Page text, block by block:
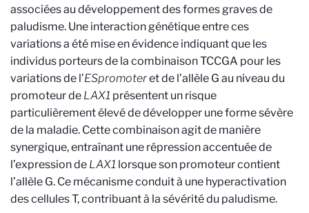
associées au développement des formes graves de
paludisme. Une interaction génétique entre ces
variations a été mise en évidence indiquant que les
individus porteurs de la combinaison TCCGA pour les
variations de l’ESpromoteret de l’allèle G au niveau du
promoteur de LAX1 présentent un risque
particulièrement élevé de développer une forme sévère
de la maladie. Cette combinaison agit de manière
synergique, entraînant une répression accentuée de
l’expression de LAX1 lorsque son promoteur contient
l’allèle G. Ce mécanisme conduit à une hyperactivation
des cellules T, contribuant à la sévérité du paludisme.